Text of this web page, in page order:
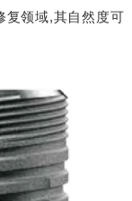
复领域,其自然度可